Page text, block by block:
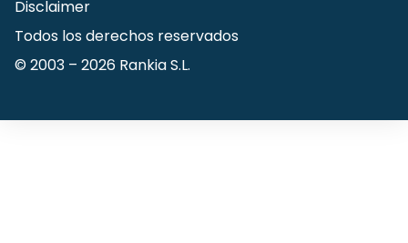
Disclaimer
Todos los derechos reservados
© 2003 – 2026 Rankia S.L.